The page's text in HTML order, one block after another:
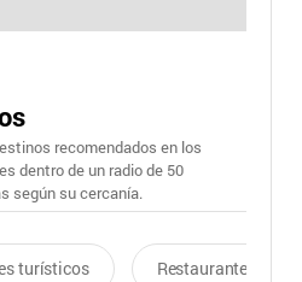
recomendados en los
dentro de un radio de 50
según su cercanía.
turísticos Restaurantes